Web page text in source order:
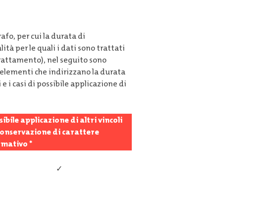
per cui la durata di
per le quali i dati sono trattati
nel seguito sono
che indirizzano la durata
i casi di possibile applicazione di
applicazione di altri vincoli
di carattere
*
✓